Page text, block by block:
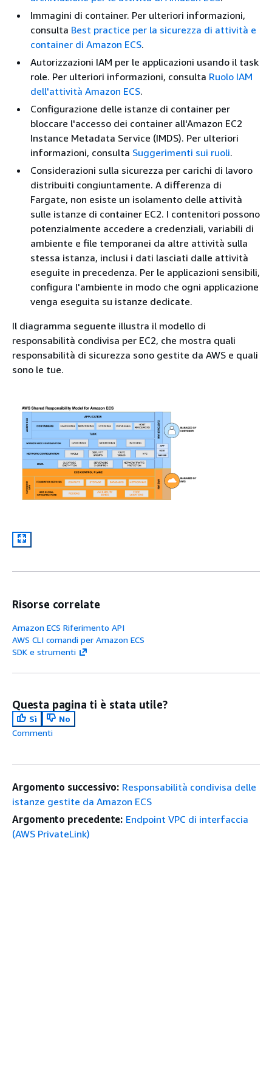
Immagini di container. Per ulteriori informazioni,
consulta Best practice per la sicurezza di attività e
container di Amazon ECS.
Autorizzazioni IAM per le applicazioni usando il task
role. Per ulteriori informazioni, consulta Ruolo IAM
dell'attività Amazon ECS.
Configurazione delle istanze di container per
bloccare l'accesso dei container all'Amazon EC2
Instance Metadata Service (IMDS). Per ulteriori
informazioni, consulta Suggerimenti sui ruoli.
Considerazioni sulla sicurezza per carichi di lavoro
distribuiti congiuntamente. A differenza di
Fargate, non esiste un isolamento delle attività
sulle istanze di container EC2. I contenitori possono
potenzialmente accedere a credenziali, variabili di
ambiente e file temporanei da altre attività sulla
stessa istanza, inclusi i dati lasciati dalle attività
eseguite in precedenza. Per le applicazioni sensibili,
configura l'ambiente in modo che ogni applicazione
venga eseguita su istanze dedicate.
Il diagramma seguente illustra il modello di
responsabilità condivisa per EC2, che mostra quali
responsabilità di sicurezza sono gestite da AWS e quali
sono le tue.
Risorse correlate
Amazon ECS Riferimento API
AWS CLI comandi per Amazon ECS
SDK e strumenti
Questa pagina ti è stata utile?
Sì
No
Commenti
Argomento successivo: Responsabilità condivisa delle
istanze gestite da Amazon ECS
Argomento precedente: Endpoint VPC di interfaccia
(AWS PrivateLink)